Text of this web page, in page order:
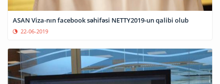
ASAN Viza-nın facebook səhifəsi NETTY2019-un qalibi olub
22-06-2019